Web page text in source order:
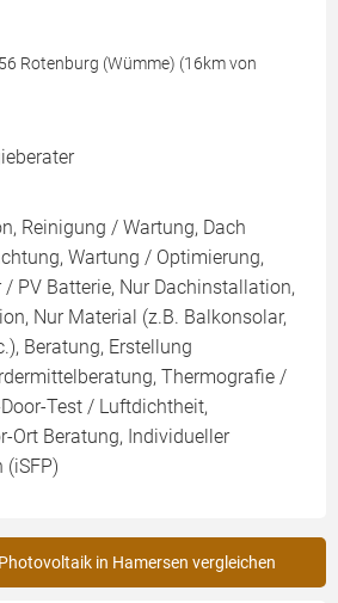
Rotenburg (Wümme) (16km von
Reinigung / Wartung, Dach
Wartung / Optimierung,
PV Batterie, Nur Dachinstallation,
Nur Material (z.B. Balkonsolar,
Beratung, Erstellung
Thermografie /
Test / Luftdichtheit,
Ort Beratung, Individueller
(iSFP)
in Hamersen vergleichen